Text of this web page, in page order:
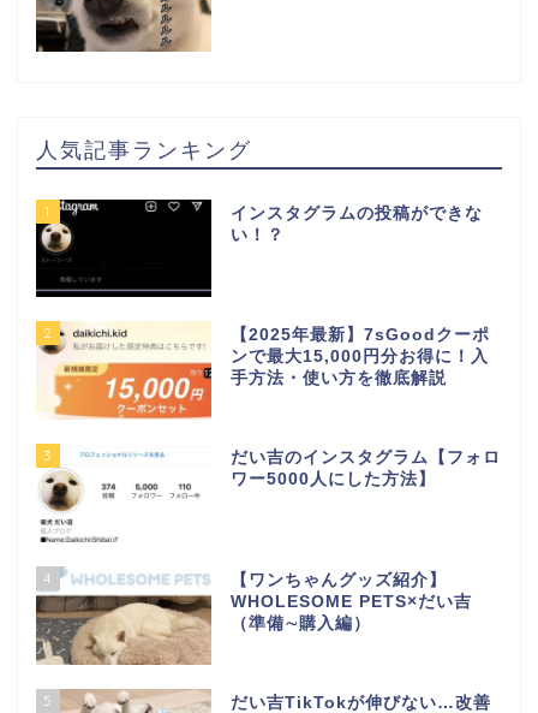
人気記事ランキング
1
インスタグラムの投稿ができな
い！？
2
【2025年最新】7sGoodクーポ
ンで最大15,000円分お得に！入
手方法・使い方を徹底解説
3
だい吉のインスタグラム【フォロ
ワー5000人にした方法】
4
【ワンちゃんグッズ紹介】
WHOLESOME PETS×だい吉
（準備∼購入編）
5 だい吉TikTokが伸びない…改善